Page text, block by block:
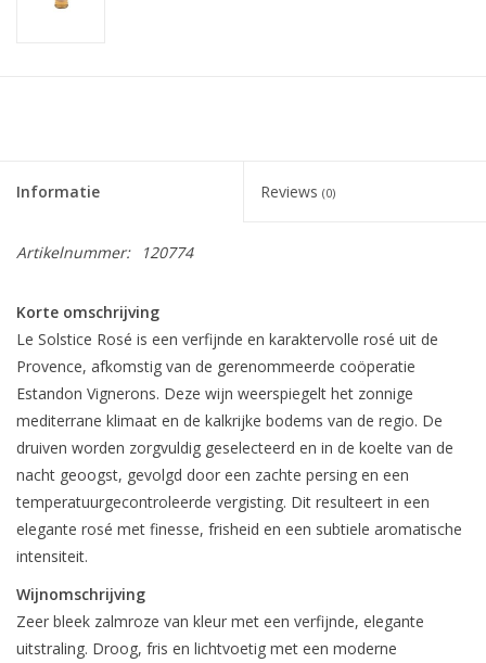
Informatie Reviews (0)
Artikelnummer: 120774
Korte omschrijving
Le Solstice Rosé is een verfijnde en karaktervolle rosé uit de
Provence, afkomstig van de gerenommeerde coöperatie
Estandon Vignerons. Deze wijn weerspiegelt het zonnige
mediterrane klimaat en de kalkrijke bodems van de regio. De
druiven worden zorgvuldig geselecteerd en in de koelte van de
nacht geoogst, gevolgd door een zachte persing en een
temperatuurgecontroleerde vergisting. Dit resulteert in een
elegante rosé met finesse, frisheid en een subtiele aromatische
intensiteit.
Wijnomschrijving
Zeer bleek zalmroze van kleur met een verfijnde, elegante
uitstraling. Droog, fris en lichtvoetig met een moderne